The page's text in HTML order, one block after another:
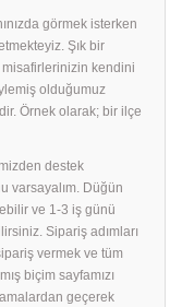
görmek isterken
Şık bir
misafirlerinizin kendini
olduğumuz
Örnek olarak; bir ilçe
destek
varsayalım. Düğün
ve 1-3 iş günü
Sipariş adımları
vermek ve tüm
biçim sayfamızı
geçerek